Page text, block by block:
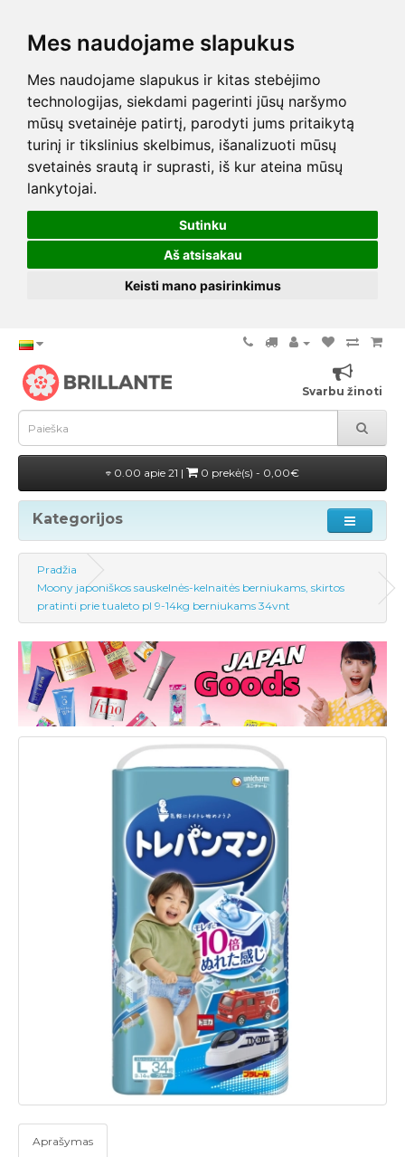
Mes naudojame slapukus
Mes naudojame slapukus ir kitas stebėjimo
technologijas, siekdami pagerinti jūsų naršymo
mūsų svetainėje patirtį, parodyti jums pritaikytą
turinį ir tikslinius skelbimus, išanalizuoti mūsų
svetainės srautą ir suprasti, iš kur ateina mūsų
lankytojai.
Sutinku
Aš atsisakau
Keisti mano pasirinkimus
Svarbu žinoti
0.00 apie 21 | 0 prekė(s) - 0,00€
Kategorijos
Pradžia
Moony japoniškos sauskelnės-kelnaitės berniukams, skirtos
pratinti prie tualeto pl 9-14kg berniukams 34vnt
Aprašymas